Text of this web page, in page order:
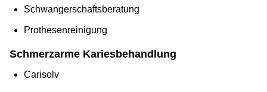
Schwangerschaftsberatung
Prothesenreinigung
Schmerzarme Kariesbehandlung
Carisolv